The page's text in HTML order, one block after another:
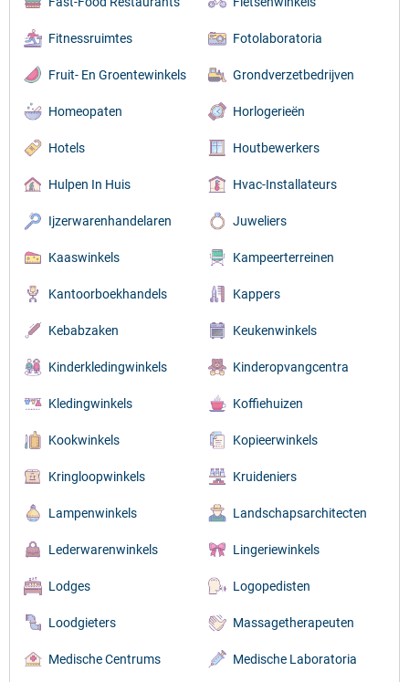
Fitnessruimtes Fotolaboratoria
Fruit- En Groentewinkels Grondverzetbedrijven
Homeopaten Horlogerieën
Hotels Houtbewerkers
Hulpen In Huis Hvac-Installateurs
Ijzerwarenhandelaren Juweliers
Kaaswinkels Kampeerterreinen
Kantoorboekhandels Kappers
Kebabzaken Keukenwinkels
Kinderkledingwinkels Kinderopvangcentra
Kledingwinkels Koffiehuizen
Kookwinkels Kopieerwinkels
Kringloopwinkels Kruideniers
Lampenwinkels Landschapsarchitecten
Lederwarenwinkels Lingeriewinkels
Lodges Logopedisten
Loodgieters Massagetherapeuten
Medische Centrums Medische Laboratoria